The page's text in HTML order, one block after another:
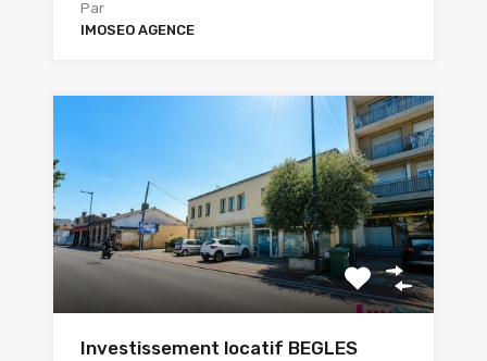
Par
IMOSEO AGENCE
Investissement locatif BEGLES